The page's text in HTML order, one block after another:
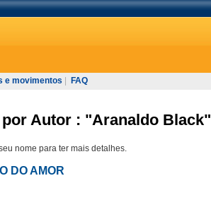
e movimentos FAQ
Autor : "Aranaldo Black"
nome para ter mais detalhes.
DO AMOR